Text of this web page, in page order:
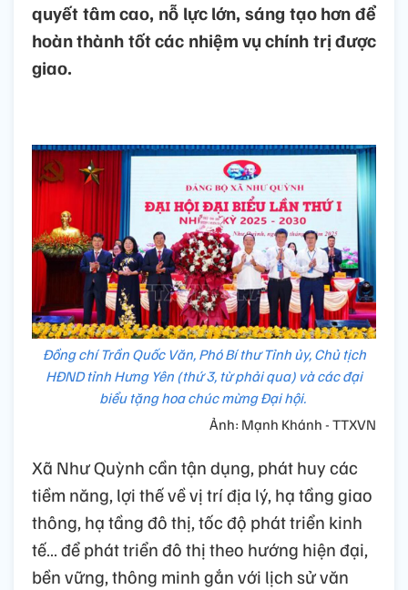
quyết tâm cao, nỗ lực lớn, sáng tạo hơn để
hoàn thành tốt các nhiệm vụ chính trị được
giao.
Đồng chí Trần Quốc Văn, Phó Bí thư Tỉnh ủy, Chủ tịch
HĐND tỉnh Hưng Yên (thứ 3, từ phải qua) và các đại
biểu tặng hoa chúc mừng Đại hội.
Ảnh: Mạnh Khánh - TTXVN
Xã Như Quỳnh cần tận dụng, phát huy các
tiềm năng, lợi thế về vị trí địa lý, hạ tầng giao
thông, hạ tầng đô thị, tốc độ phát triển kinh
tế… để phát triển đô thị theo hướng hiện đại,
bền vững, thông minh gắn với lịch sử văn